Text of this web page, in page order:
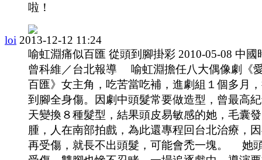
啦！
loi 2013-12-12 11:24
喻虹淵痛似百匯 從頭到腳掛彩 2010-05-08 中國
曾科維／台北報導 喻虹淵擔任八大偶像劇《
百匯》女主角，吃苦當吃補，進劇組１個多月
到腳全身傷。因劇中頭髮常要做造型，曾最高
天變換８種髮型，結果頭皮易敏感的她，毛囊
腫，人在南部拍戲，為此還專程回台北治療，
再受傷，就長不出頭髮，可能會禿一塊。 她